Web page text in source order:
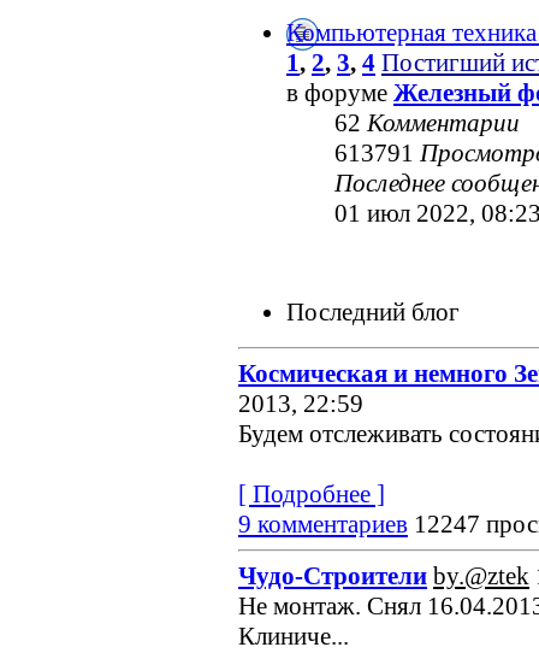
Компьютерная
1, 2, 3, 4 Постигший
в форуме Железный
62Комментарии
613791
Последнее
01 июл 2022,
Последний блог
Космическая и немного
2013, 22:59
Будем отслеживать
[ Подробнее ]
9 комментариев 12247
Чудо-Строители by.@ztek
Не монтаж. Снял
Клиниче...